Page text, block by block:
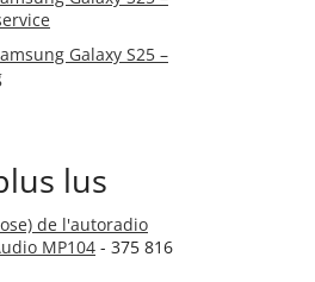
Galaxy S25 –
lus
de l'autoradio
MP104 - 375 816